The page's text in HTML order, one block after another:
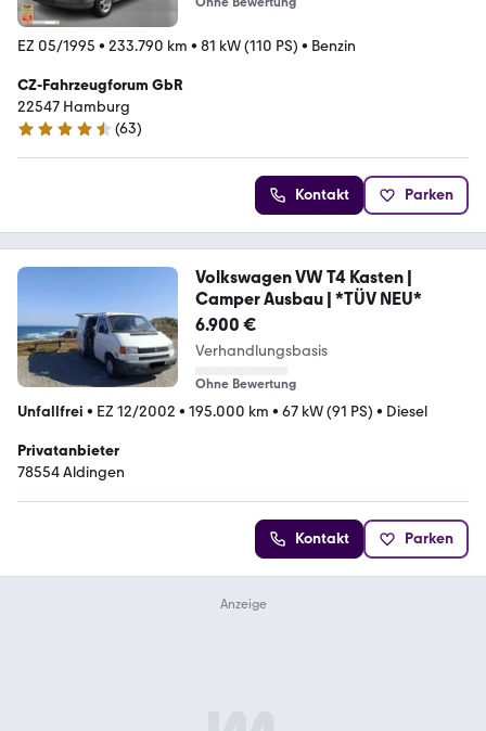
EZ 05/1995 • 233.790 km • 81 kW (110 PS) • Benzin
CZ-Fahrzeugforum GbR
22547 Hamburg
4.7 Sterne
(63)
Kontakt Parken
Volkswagen VW T4 Kasten |
Camper Ausbau | *TÜV NEU*
6.900 €
Verhandlungsbasis
Ohne Bewertung
Unfallfrei • EZ 12/2002 • 195.000 km • 67 kW (91 PS) • Diesel
Privatanbieter
78554 Aldingen
Kontakt Parken